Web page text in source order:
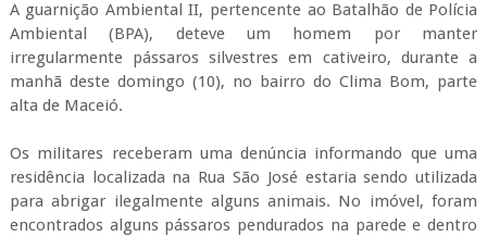
A guarnição Ambiental II, pertencente ao Batalhão de Polícia
Ambiental (BPA), deteve um homem por manter
irregularmente pássaros silvestres em cativeiro, durante a
manhã deste domingo (10), no bairro do Clima Bom, parte
alta de Maceió.
Os militares receberam uma denúncia informando que uma
residência localizada na Rua São José estaria sendo utilizada
para abrigar ilegalmente alguns animais. No imóvel, foram
encontrados alguns pássaros pendurados na parede e dentro